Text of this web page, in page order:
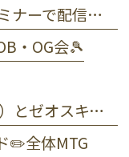
スタッフと一緒にニキビWEBセミナーで配信しました☺️
・OG会🎾
化粧品説明会🧴At.（エーティー）とゼオスキンヘルス
✏️全体MTG